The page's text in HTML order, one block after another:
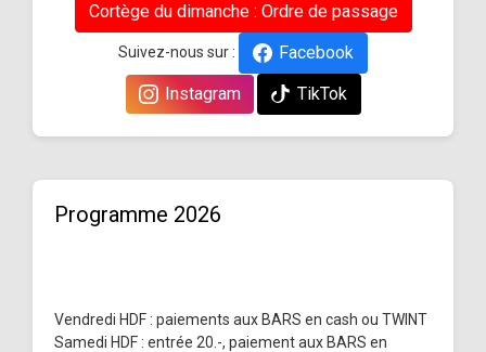
Cortège du dimanche : Ordre de passage
Suivez-nous sur :
Facebook
Instagram
TikTok
Programme 2026
Vendredi HDF : paiements aux BARS en cash ou TWINT
Samedi HDF : entrée 20.-, paiement aux BARS en